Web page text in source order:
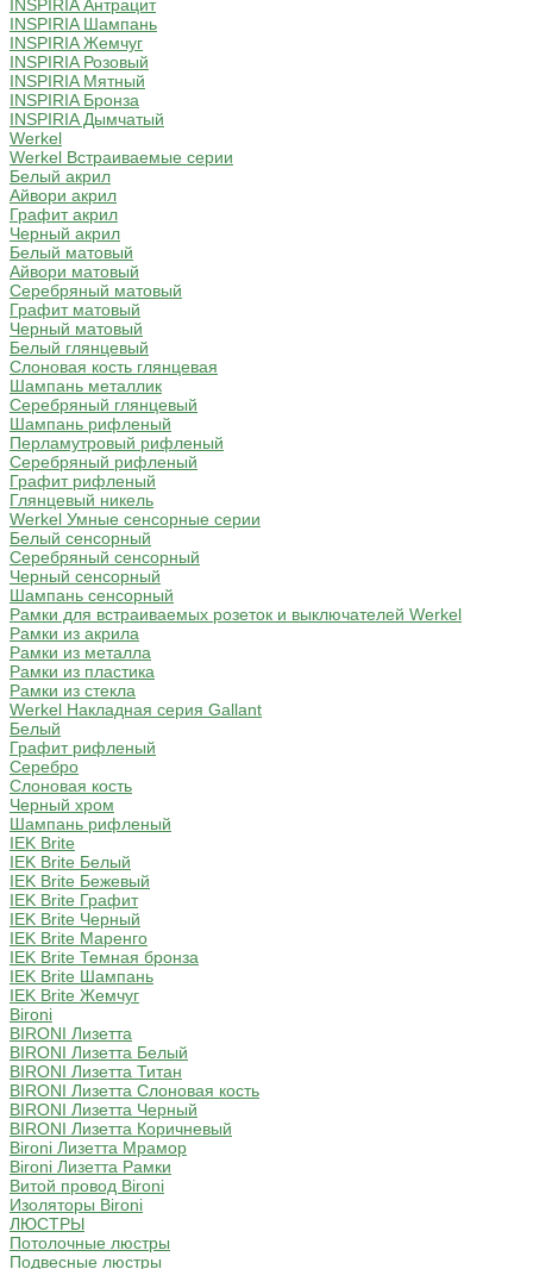
INSPIRIA Антрацит
INSPIRIA Шампань
INSPIRIA Жемчуг
INSPIRIA Розовый
INSPIRIA Мятный
INSPIRIA Бронза
INSPIRIA Дымчатый
Werkel
Werkel Встраиваемые серии
Белый акрил
Айвори акрил
Графит акрил
Черный акрил
Белый матовый
Айвори матовый
Серебряный матовый
Графит матовый
Черный матовый
Белый глянцевый
Слоновая кость глянцевая
Шампань металлик
Серебряный глянцевый
Шампань рифленый
Перламутровый рифленый
Серебряный рифленый
Графит рифленый
Глянцевый никель
Werkel Умные сенсорные серии
Белый сенсорный
Серебряный сенсорный
Черный сенсорный
Шампань сенсорный
Рамки для встраиваемых розеток и выключателей Werkel
Рамки из акрила
Рамки из металла
Рамки из пластика
Рамки из стекла
Werkel Накладная серия Gallant
Белый
Графит рифленый
Серебро
Слоновая кость
Черный хром
Шампань рифленый
IEK Brite
IEK Brite Белый
IEK Brite Бежевый
IEK Brite Графит
IEK Brite Черный
IEK Brite Маренго
IEK Brite Темная бронза
IEK Brite Шампань
IEK Brite Жемчуг
Bironi
BIRONI Лизетта
BIRONI Лизетта Белый
BIRONI Лизетта Титан
BIRONI Лизетта Cлоновая кость
BIRONI Лизетта Черный
BIRONI Лизетта Коричневый
Bironi Лизетта Мрамор
Bironi Лизетта Рамки
Витой провод Bironi
Изоляторы Bironi
ЛЮСТРЫ
Потолочные люстры
Подвесные люстры